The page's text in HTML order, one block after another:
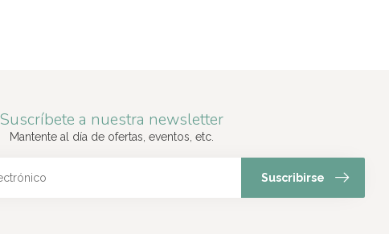
Suscríbete a nuestra newsletter
Mantente al día de ofertas, eventos, etc.
Suscribirse